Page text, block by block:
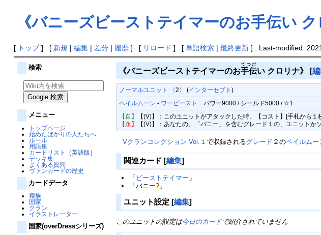
《バニーズビーストテイマーのお手伝い ク
[ トップ] [ 新規 | 編集| 差分| 履歴] [ リロード ] [ 単語検索| 最終更新] Last-modified:
検索
メニュー
トップページ
始めたばかりの人たちへ
ルール
用語集
カードリスト
（英語版 ）
デッキ集
よくある質問
ヴァンガードの歴史
カードデータ
種族
国家
クラン
イラストレーター
国家(overDressシリーズ)
《バニーズビーストテイマーのお手伝
てつだ
い クロリナ》 [
ノーマルユニット 〈2〉 (インターセプト)
ペイルムーン - ワービースト
パワー9000 / シールド5000 / ☆1
【自】
【(V)】：このユニットがアタックした時、【コスト】[手札から
【永】
【(V)】：あなたの、「バニー」を含むグレード１の、ユニット
Vクランコレクション Vol.１で収録されるグレード ２のペイルムー
関連カード [編集]
「 ビーストテイマー 」
「バニー? 」
ユニット設定 [編集]
このユニットの設定は今日のカードで紹介されていません